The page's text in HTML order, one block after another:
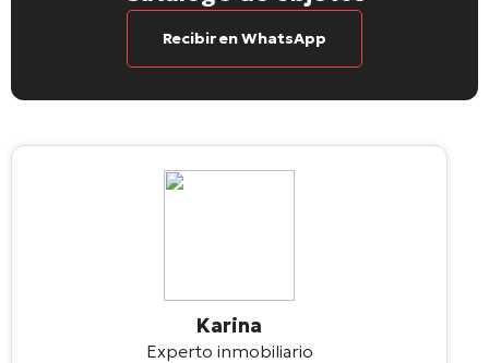
Recibir en WhatsApp
Karina
Experto inmobiliario